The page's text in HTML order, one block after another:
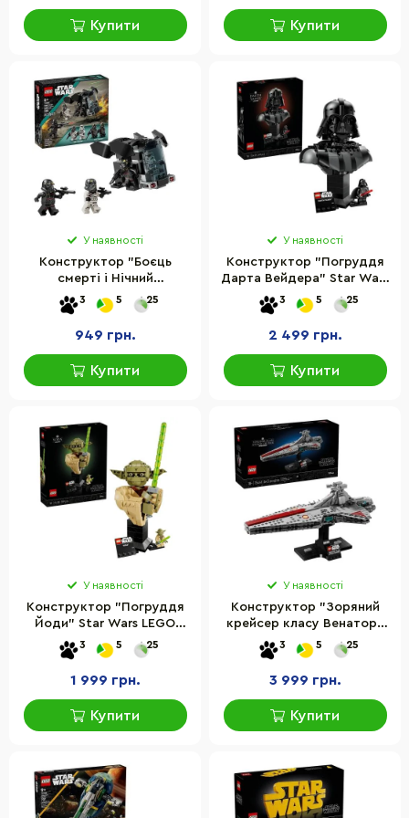
Купити Купити
У наявності
Конструктор "Боєць
смерті і Нічний
піхотинець" LEGO 75412,
119 деталей
3 5 25
949 грн.
Купити
У наявності
Конструктор "Погруддя
Дарта Вейдера" Star Wars
LEGO 75439, 349 деталей
3 5 25
2 499 грн.
Купити
У наявності
Конструктор "Погруддя
Йоди" Star Wars LEGO
75438, 399 деталей
3 5 25
1 999 грн.
Купити
У наявності
Конструктор "Зоряний
крейсер класу Венатор"
LEGO 75441, 643 деталі
3 5 25
3 999 грн.
Купити